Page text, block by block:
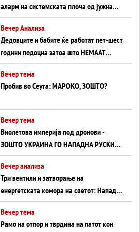
аларм на системската плоча од јужна
Германија до Црното Море...
Вечер Анализа
Дедовците и бабите ќе работат пет-шест
години подоцна затоа што НЕМААТ
ВНУЦИ ДА ГИ ЗАМЕНАТ
Вечер тема
Пробив во Сеута: МАРОКО, ЗОШТО?
Вечер тема
Виолетова империја под дронови -
ЗОШТО УКРАИНА ГО НАПАДНА РУСКИОТ
WILDBERRIES
Вечер анализа
Три вентили и затворање на
енергетската комора на светот: Нападот
во Суец најавува глобален енергетски
инфаркт?
Вечер тема
Рамо на отпор и тврдина на патот кон